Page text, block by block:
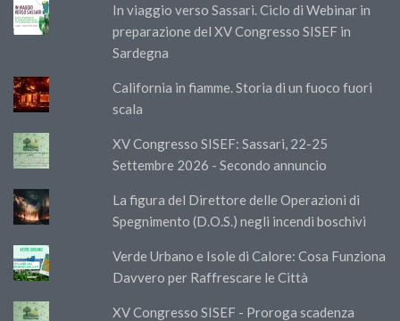
In viaggio verso Sassari. Ciclo di Webinar in
preparazione del XV Congresso SISEF in
Sardegna
California in fiamme. Storia di un fuoco fuori
scala
XV Congresso SISEF: Sassari, 22-25
Settembre 2026 - Secondo annuncio
La figura del Direttore delle Operazioni di
Spegnimento (D.O.S.) negli incendi boschivi
Verde Urbano e Isole di Calore: Cosa Funziona
Davvero per Raffrescare le Città
XV Congresso SISEF - Proroga scadenza